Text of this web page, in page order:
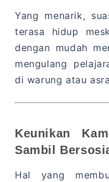
Yang menarik,
terasa hidup
dengan mudah
mengulang
di warung atau
Keunikan
Sambil
Hal yang